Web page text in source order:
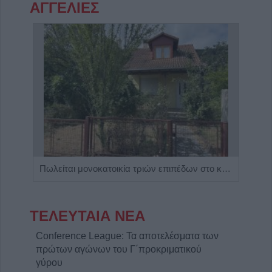
ΑΓΓΕΛΙΕΣ
Πωλείται μονοκατοικία τριών επιπέδων στο καταπράσινο Πευκόφυτο Καρδίτσας
ΤΕΛΕΥΤΑΙΑ ΝΕΑ
Conference League: Τα αποτελέσματα των
πρώτων αγώνων του Γ΄προκριματικού
γύρου